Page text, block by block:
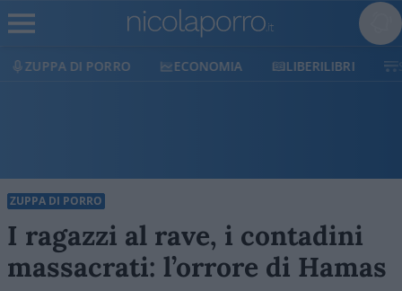
ECONOMIA LIBERILIBRI SHOP SOSTIENICI
ZUPPA DI PORRO
I ragazzi al rave, i contadini
massacrati: l’orrore di Hamas